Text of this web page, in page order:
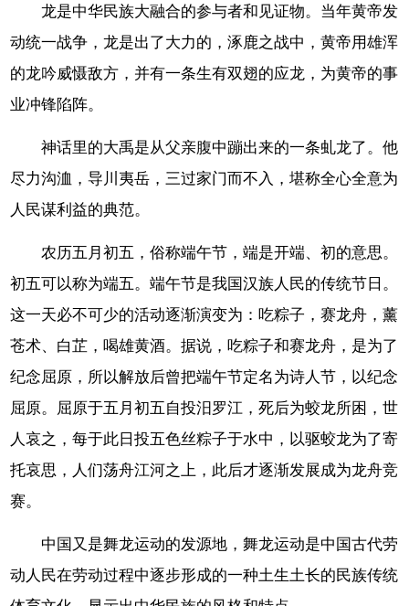
龙是中华民族大融合的参与者和见证物。当年黄帝发
动统一战争，龙是出了大力的，涿鹿之战中，黄帝用雄浑
的龙吟威慑敌方，并有一条生有双翅的应龙，为黄帝的事
业冲锋陷阵。
神话里的大禹是从父亲腹中蹦出来的一条虬龙了。他
尽力沟洫，导川夷岳，三过家门而不入，堪称全心全意为
人民谋利益的典范。
农历五月初五，俗称端午节，端是开端、初的意思。
初五可以称为端五。端午节是我国汉族人民的传统节日。
这一天必不可少的活动逐渐演变为：吃粽子，赛龙舟，薰
苍术、白芷，喝雄黄酒。据说，吃粽子和赛龙舟，是为了
纪念屈原，所以解放后曾把端午节定名为诗人节，以纪念
屈原。屈原于五月初五自投汨罗江，死后为蛟龙所困，世
人哀之，每于此日投五色丝粽子于水中，以驱蛟龙为了寄
托哀思，人们荡舟江河之上，此后才逐渐发展成为龙舟竞
赛。
中国又是舞龙运动的发源地，舞龙运动是中国古代劳
动人民在劳动过程中逐步形成的一种土生土长的民族传统